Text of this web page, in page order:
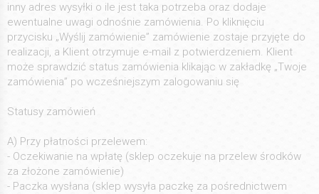
inny adres wysyłki o ile jest taka potrzeba oraz dodaje
ewentualne uwagi odnośnie zamówienia. Po kliknięciu
przycisku „Wyślij zamówienie” zamówienie zostaje przyjęte do
realizacji, a Klient otrzymuje e-mail z potwierdzeniem. Klient
może sprawdzić status zamówienia klikając w zakładkę „Twoje
zamówienia” po wcześniejszym zalogowaniu się
Statusy zamówień
A) Przy płatności przelewem:
- Oczekiwanie na wpłatę (sklep oczekuje na przelew środków
za złożone zamówienie)
- Paczka wysłana (sklep wysyła paczkę za pośrednictwem